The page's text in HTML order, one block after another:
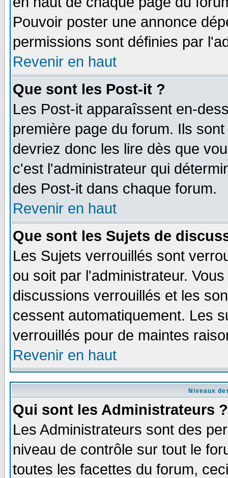
Pouvoir poster une annonce
permissions sont définies par
Revenir en haut
Que sont les Post-it ?
Les Post-it apparaîssent en-
première page du forum. Ils
devriez donc les lire dès que
c'est l'administrateur qui
des Post-it dans chaque forum.
Revenir en haut
Que sont les Sujets de
Les Sujets verrouillés sont
ou soit par l'administrateur.
discussions verrouillés et les
cessent automatiquement. Les
verrouillés pour de maintes
Revenir en haut
Niveaux
Qui sont les Administrateurs ?
Les Administrateurs sont des
niveau de contrôle sur tout le
toutes les facettes du forum,